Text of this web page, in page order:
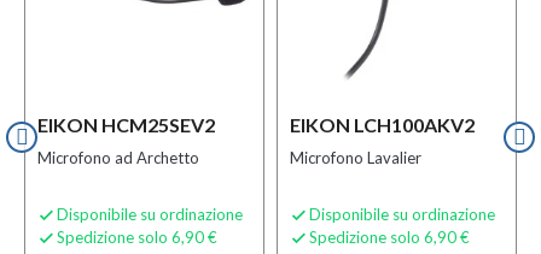
EIKON HCM25SEV2
Microfono ad Archetto
 Disponibile su ordinazione
 Spedizione solo 6,90 €
EIKON LCH100AKV2
Microfono Lavalier
 Disponibile su ordinazione
 Spedizione solo 6,90 €